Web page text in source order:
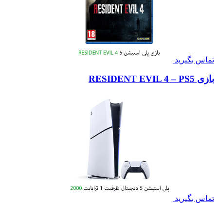
تماس بگیرید
بازی RESIDENT EVIL 4 – PS5
تماس بگیرید